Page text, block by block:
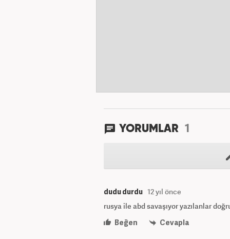
YORUMLAR 1
dudu durdu 12 yıl önce
rusya ile abd savaşıyor yazılanlar
Beğen
Cevapla